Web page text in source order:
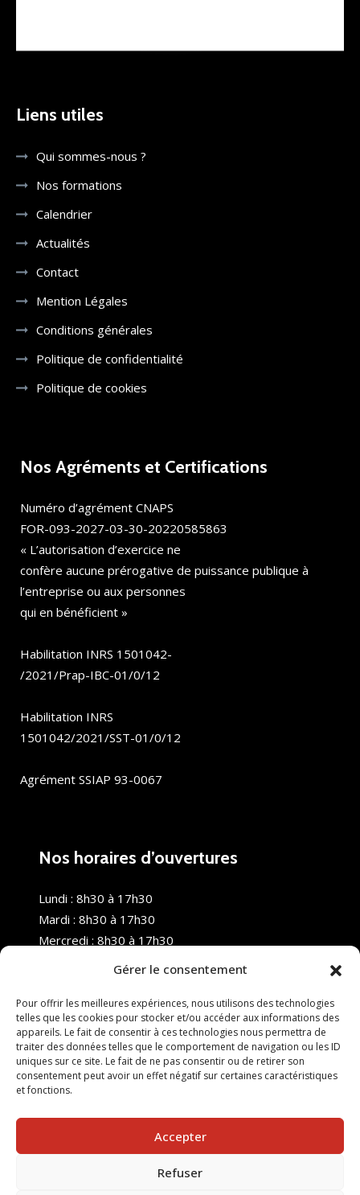
Gérer le consentement
Pour offrir les meilleures expériences, nous utilisons des technologies
telles que les cookies pour stocker et/ou accéder aux informations des
appareils. Le fait de consentir à ces technologies nous permettra de
traiter des données telles que le comportement de navigation ou les ID
uniques sur ce site. Le fait de ne pas consentir ou de retirer son
consentement peut avoir un effet négatif sur certaines caractéristiques
et fonctions.
Accepter
Refuser
Liens utiles
Qui sommes-nous ?
Nos formations
Calendrier
Actualités
Contact
Mention Légales
Conditions générales
Politique de confidentialité
Politique de cookies
Nos Agréments et Certifications
Numéro d’agrément CNAPS
FOR-093-2027-03-30-20220585863
« L’autorisation d’exercice ne
confère aucune prérogative de puissance publique à
l’entreprise ou aux personnes
qui en bénéficient »
Habilitation INRS 1501042-
/2021/Prap-IBC-01/0/12
Habilitation INRS
1501042/2021/SST-01/0/12
Agrément SSIAP 93-0067
Nos horaires d’ouvertures
Lundi : 8h30 à 17h30
Mardi : 8h30 à 17h30
Mercredi : 8h30 à 17h30
Samedi : Fermé
Dimanche : Fermé
© 2025 Nouvel R Formation - TOUS DROITS RÉSERVÉS -